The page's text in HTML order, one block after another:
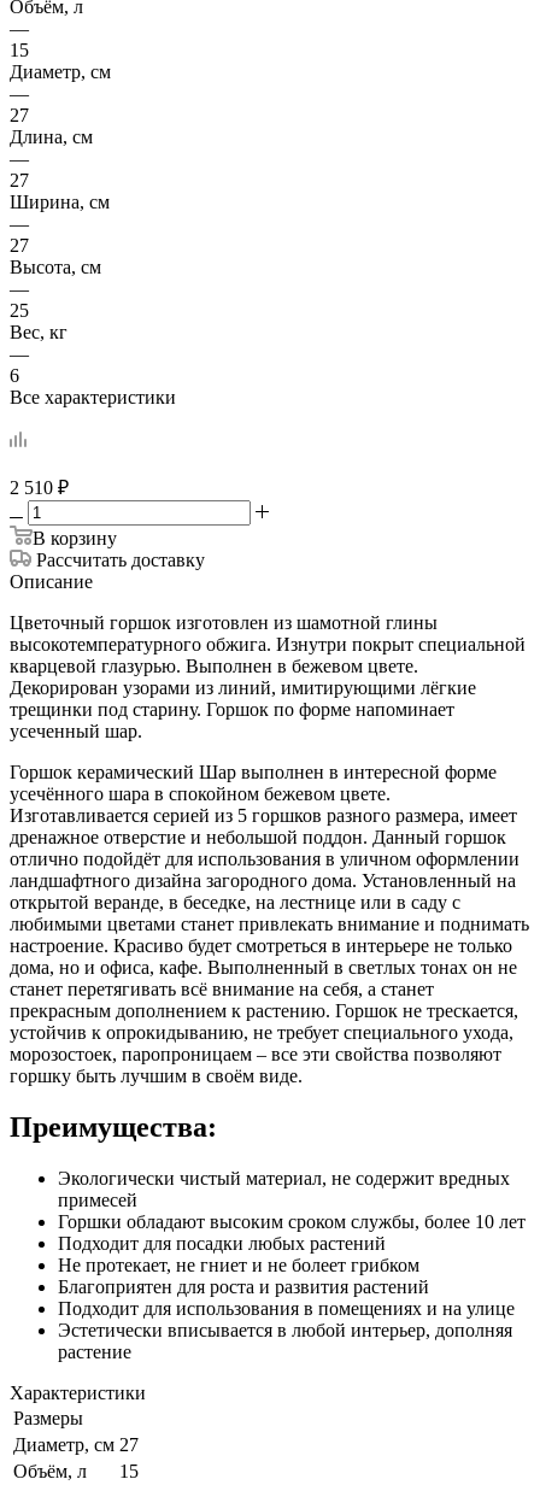
Объём, л
—
15
Диаметр, см
—
27
Длина, см
—
27
Ширина, см
—
27
Высота, см
—
25
Вес, кг
—
6
Все характеристики
2 510 ₽
В корзину
Рассчитать доставку
Описание
Цветочный горшок изготовлен из шамотной глины
высокотемпературного обжига. Изнутри покрыт специальной
кварцевой глазурью. Выполнен в бежевом цвете.
Декорирован узорами из линий, имитирующими лёгкие
трещинки под старину. Горшок по форме напоминает
усеченный шар.
Горшок керамический Шар выполнен в интересной форме
усечённого шара в спокойном бежевом цвете.
Изготавливается серией из 5 горшков разного размера, имеет
дренажное отверстие и небольшой поддон. Данный горшок
отлично подойдёт для использования в уличном оформлении
ландшафтного дизайна загородного дома. Установленный на
открытой веранде, в беседке, на лестнице или в саду с
любимыми цветами станет привлекать внимание и поднимать
настроение. Красиво будет смотреться в интерьере не только
дома, но и офиса, кафе. Выполненный в светлых тонах он не
станет перетягивать всё внимание на себя, а станет
прекрасным дополнением к растению. Горшок не трескается,
устойчив к опрокидыванию, не требует специального ухода,
морозостоек, паропроницаем – все эти свойства позволяют
горшку быть лучшим в своём виде.
Преимущества:
Экологически чистый материал, не содержит вредных
примесей
Горшки обладают высоким сроком службы, более 10 лет
Подходит для посадки любых растений
Не протекает, не гниет и не болеет грибком
Благоприятен для роста и развития растений
Подходит для использования в помещениях и на улице
Эстетически вписывается в любой интерьер, дополняя
растение
Характеристики
Размеры
Диаметр, см 27
Объём, л
15